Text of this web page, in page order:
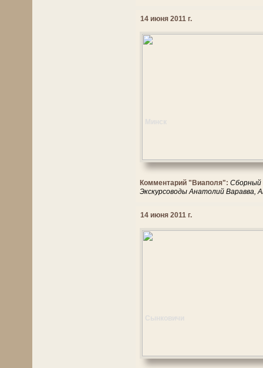
14 июня 2011 г.
Комментарий "Виаполя": Сборный
Экскурсоводы Анатолий Варавва,
14 июня 2011 г.